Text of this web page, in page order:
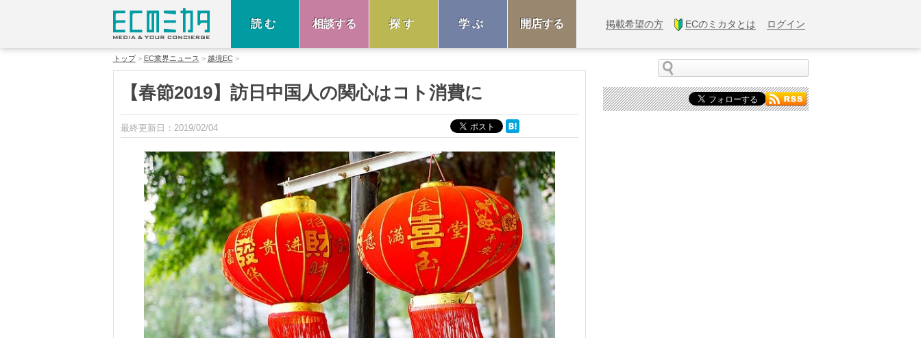
読む 相談する 探す 学ぶ 開店する 掲載希望の方 ECのミカタとは ログイン
トップ EC業界ニュース 越境EC
【春節2019】訪日中国人の関心はコト消費に
最終更新日： 2019/02/04